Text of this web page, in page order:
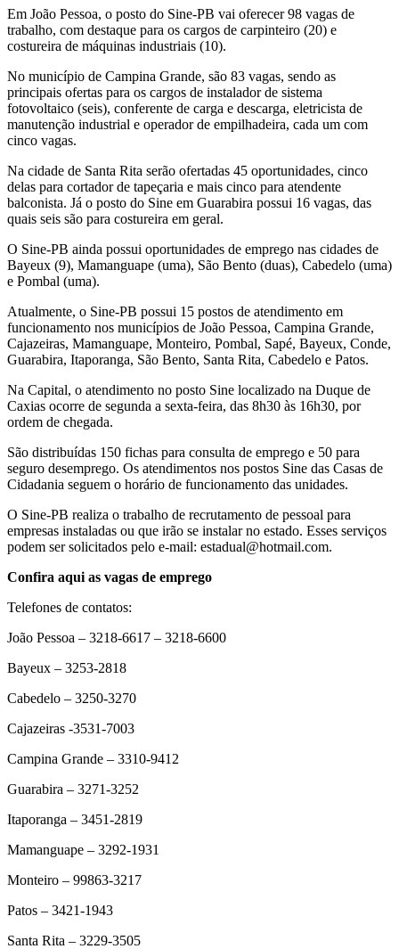
Em João Pessoa, o posto do Sine-PB vai oferecer 98 vagas de
trabalho, com destaque para os cargos de carpinteiro (20) e
costureira de máquinas industriais (10).
No município de Campina Grande, são 83 vagas, sendo as
principais ofertas para os cargos de instalador de sistema
fotovoltaico (seis), conferente de carga e descarga, eletricista de
manutenção industrial e operador de empilhadeira, cada um com
cinco vagas.
Na cidade de Santa Rita serão ofertadas 45 oportunidades, cinco
delas para cortador de tapeçaria e mais cinco para atendente
balconista. Já o posto do Sine em Guarabira possui 16 vagas, das
quais seis são para costureira em geral.
O Sine-PB ainda possui oportunidades de emprego nas cidades de
Bayeux (9), Mamanguape (uma), São Bento (duas), Cabedelo (uma)
e Pombal (uma).
Atualmente, o Sine-PB possui 15 postos de atendimento em
funcionamento nos municípios de João Pessoa, Campina Grande,
Cajazeiras, Mamanguape, Monteiro, Pombal, Sapé, Bayeux, Conde,
Guarabira, Itaporanga, São Bento, Santa Rita, Cabedelo e Patos.
Na Capital, o atendimento no posto Sine localizado na Duque de
Caxias ocorre de segunda a sexta-feira, das 8h30 às 16h30, por
ordem de chegada.
São distribuídas 150 fichas para consulta de emprego e 50 para
seguro desemprego. Os atendimentos nos postos Sine das Casas de
Cidadania seguem o horário de funcionamento das unidades.
O Sine-PB realiza o trabalho de recrutamento de pessoal para
empresas instaladas ou que irão se instalar no estado. Esses serviços
podem ser solicitados pelo e-mail: estadual@hotmail.com.
Confira aqui as vagas de emprego
Telefones de contatos:
João Pessoa – 3218-6617 – 3218-6600
Bayeux – 3253-2818
Cabedelo – 3250-3270
Cajazeiras -3531-7003
Campina Grande – 3310-9412
Guarabira – 3271-3252
Itaporanga – 3451-2819
Mamanguape – 3292-1931
Monteiro – 99863-3217
Patos – 3421-1943
Santa Rita – 3229-3505